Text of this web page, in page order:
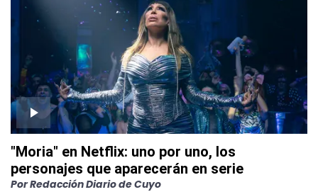
"Moria" en Netflix: uno por uno, los
personajes que aparecerán en serie
PorRedacción Diario de Cuyo